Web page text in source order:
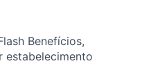
Benefícios,
estabelecimento